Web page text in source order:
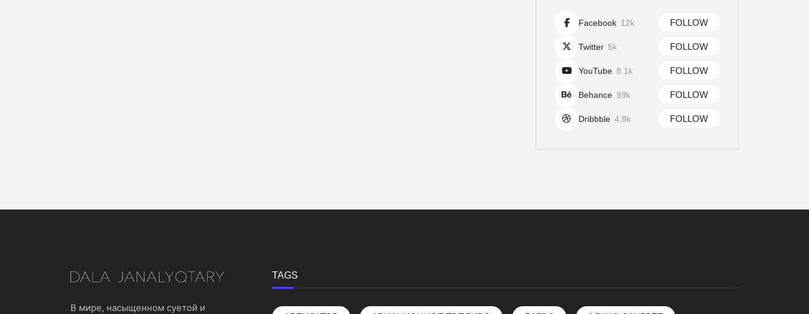
Facebook 12k FOLLOW
Twitter 5k FOLLOW
YouTube 8.1k FOLLOW
Behance 99k FOLLOW
Dribbble 4.9k FOLLOW
В мире, насыщенном суетой и
TAGS